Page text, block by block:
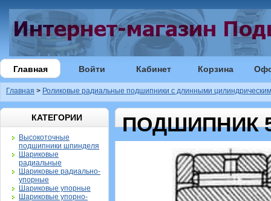
Главная Войти Кабинет Корзина
Главная > Роликовые радиальные подшипники с длинными
КАТЕГОРИИ
Высокоточные
подшипники шпинделя
Шариковые
радиальные
Шариковые радиально-
упорные
Шариковые упорные
Шариковые упорно-
ПОДШИПНИК